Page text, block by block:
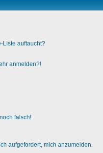
Liste auftaucht?
anmelden?!
falsch!
aufgefordert, mich anzumelden.